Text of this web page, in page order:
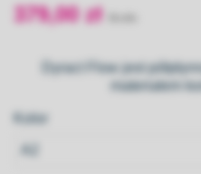
379,00 zł
Dyract Flow jest
materiałem
Kolor